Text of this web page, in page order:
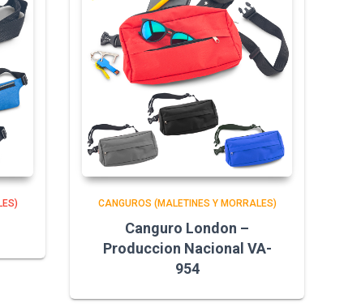
CANGUROS (MALETINES Y MORRALES)
Canguro London –
Produccion Nacional VA-
954